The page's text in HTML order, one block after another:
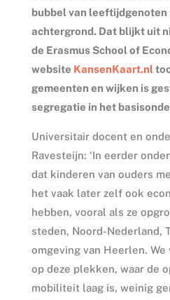
bubbel van leeftijdgenoten
achtergrond. Dat blijkt uit
de Erasmus School of
website KansenKaart.nl
gemeenten en wijken is
segregatie in het
Universitair docent en
Ravesteijn: ‘In eerder
dat kinderen van ouders
het vaak later zelf ook
hebben, vooral als ze
steden, Noord-Nederland,
omgeving van Heerlen.
op deze plekken, waar de
mobiliteit laag is, weinig